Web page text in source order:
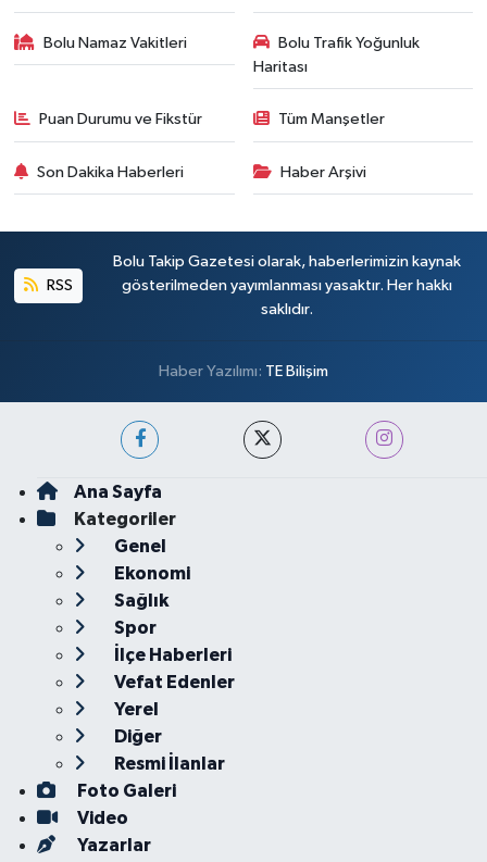
Bolu Namaz Vakitleri
Bolu Trafik Yoğunluk
Haritası
Puan Durumu ve Fikstür Tüm Manşetler
Son Dakika Haberleri Haber Arşivi
RSS
Bolu Takip Gazetesi olarak, haberlerimizin kaynak
gösterilmeden yayımlanması yasaktır. Her hakkı
saklıdır.
Haber Yazılımı: TE Bilişim
Ana Sayfa
Kategoriler
Genel
Ekonomi
Sağlık
Spor
İlçe Haberleri
Vefat Edenler
Yerel
Diğer
Resmi İlanlar
Foto Galeri
Video
Yazarlar